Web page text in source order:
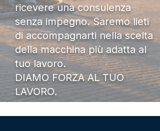
ricevere una consulenza
senza impegno. Saremo lieti
di accompagnarti nella scelta
della macchina più adatta al
tuo lavoro.
DIAMO FORZA AL TUO
LAVORO.